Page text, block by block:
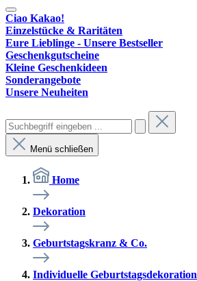
Ciao Kakao!
Einzelstücke & Raritäten
Eure Lieblinge - Unsere Bestseller
Geschenkgutscheine
Kleine Geschenkideen
Sonderangebote
Unsere Neuheiten
Menü schließen
Home
Dekoration
Geburtstagskranz & Co.
Individuelle Geburtstagsdekoration